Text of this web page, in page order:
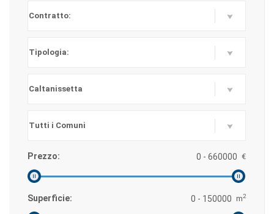
Prezzo: €
Superficie: m2